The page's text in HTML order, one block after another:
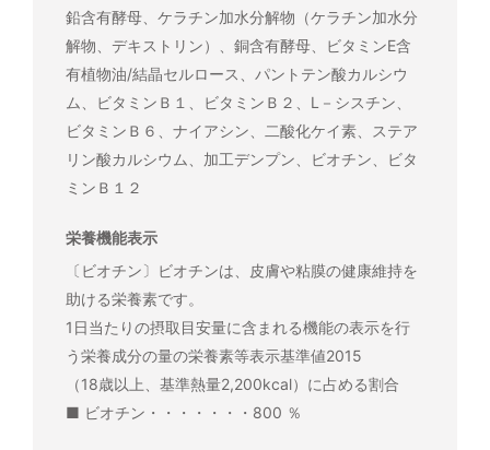
鉛含有酵母、ケラチン加水分解物（ケラチン加水分
解物、デキストリン）、銅含有酵母、ビタミンE含
有植物油/結晶セルロース、パントテン酸カルシウ
ム、ビタミンＢ１、ビタミンＢ２、L－シスチン、
ビタミンＢ６、ナイアシン、二酸化ケイ素、ステア
リン酸カルシウム、加工デンプン、ビオチン、ビタ
ミンＢ１２
栄養機能表示
〔ビオチン〕ビオチンは、皮膚や粘膜の健康維持を
助ける栄養素です。
1日当たりの摂取目安量に含まれる機能の表示を行
う栄養成分の量の栄養素等表示基準値2015
（18歳以上、基準熱量2,200kcal）に占める割合
■ ビオチン・・・・・・・800 ％